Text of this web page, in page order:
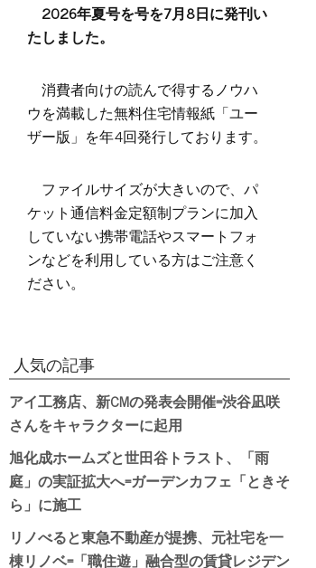
2026年夏号を号を7月8日に発刊い
たしました。
消費者向けの読んで得するノウハ
ウを満載した無料住宅情報紙「ユー
ザー版」を年4回発行しております。
ファイルサイズが大きいので、パ
ケット通信料金定額制プランに加入
していない携帯電話やスマートフォ
ンなどを利用している方はご注意く
ださい。
人気の記事
アイ工務店、新CMの発表会開催=渋谷凪咲
さんをキャラクターに起用
旭化成ホームズと世田谷トラスト、「雨
庭」の実証拡大へ=ガーデンカフェ「ときそ
ら」に施工
リノべると東急不動産が提携、元社宅を一
棟リノベ=「職住遊」融合型の賃貸レジデン